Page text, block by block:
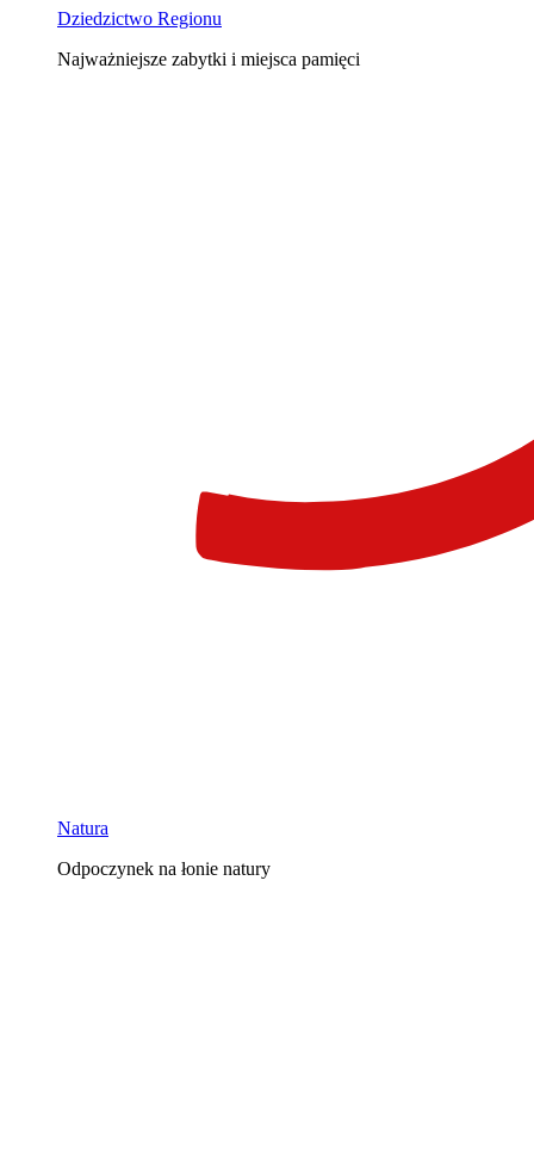
Dziedzictwo Regionu
Najważniejsze zabytki i miejsca pamięci
Natura
Odpoczynek na łonie natury